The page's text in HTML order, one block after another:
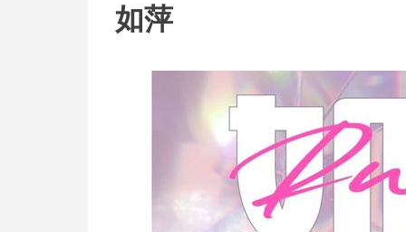
如萍